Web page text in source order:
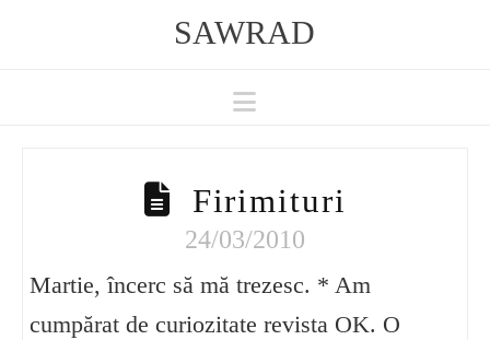
SAWRAD
Navigation
Firimituri
24/03/2010
Martie, încerc să mă trezesc. * Am
cumpărat de curiozitate revista OK. O